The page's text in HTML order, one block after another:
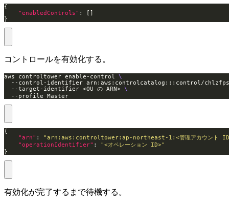
"enabledControls"
}
コントロールを有効化する。
aws controltower enable-control
--control-identifier arn:aws:controlcatalog:::control/
  --target-identifier <OU の ARN>
  --profile Master
"arn" : "arn:aws:controltower:ap-northeast-1:<管理アカウン
"operationIdentifier" : "<オペレーション ID>"
}
有効化が完了するまで待機する。